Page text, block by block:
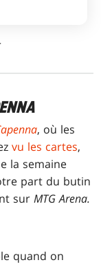
, où les
vu les cartes,
la semaine
part du butin
surMTG Arena.
quand on